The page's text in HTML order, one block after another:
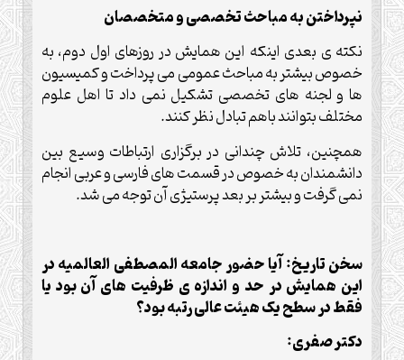
نپرداختن به مباحث تخصصی و متخصصان
نکته ی بعدی اینکه این همایش در روزهای اول دوم، به
خصوص بیشتر به مباحث عمومی می پرداخت و کمیسیون
ها و لجنه های تخصصی تشکیل نمی داد تا اهل علوم
مختلف بتوانند باهم تبادل نظر کنند.
همچنین، تلاش چندانی در برگزاری ارتباطات وسیع بین
دانشمندان به خصوص در قسمت های فارسی و عربی انجام
نمی گرفت و بیشتر بر بعد پرستیژی آن توجه می شد.
سخن تاریخ: آیا حضور جامعه المصطفی العالمیه در
این همایش در حد و اندازه ی ظرفیت های آن بود یا
فقط در سطح یک هیئت عالی رتبه بود؟
دکتر صفری: